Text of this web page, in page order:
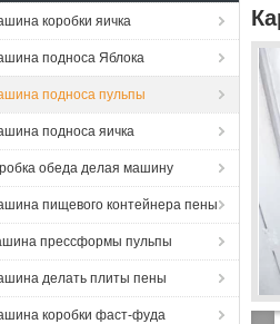
коробки яичка
подноса Яблока
подноса пульпы
подноса яичка
обеда делая машину
пищевого контейнера пены
прессформы пульпы
делать плиты пены
коробки фаст-фуда